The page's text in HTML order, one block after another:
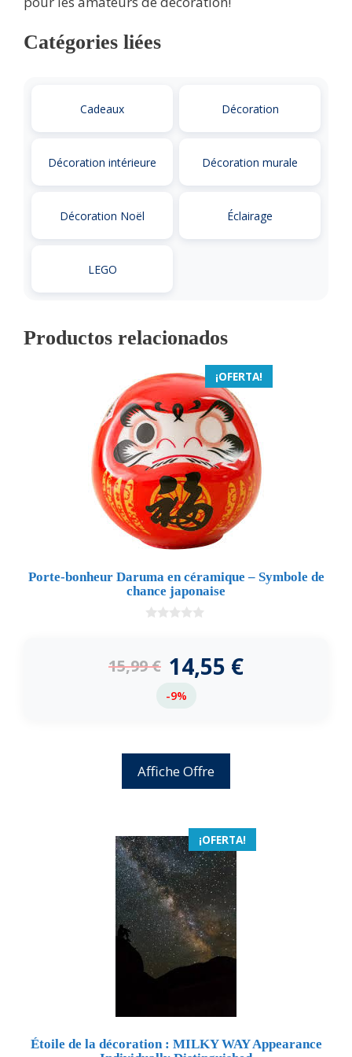
Catégories liées
Cadeaux Décoration
Décoration intérieure Décoration murale
Décoration Noël Éclairage
LEGO
Productos relacionados
¡OFERTA!
Porte-bonheur Daruma en céramique – Symbole de
chance japonaise
5
15,99€ 14,55 €
-9%
Affiche Offre
¡OFERTA!
Étoile de la décoration : MILKY WAY Appearance